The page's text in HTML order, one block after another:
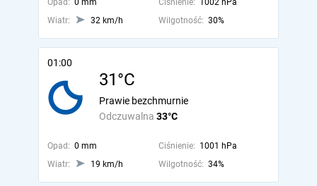
Opad: 0 mm Ciśnienie: 1002 hPa
Wiatr:
32 km/h Wilgotność: 30%
01:00
31°C
Odczuwalna 33°C
Prawie bezchmurnie
Opad: 0 mm Ciśnienie: 1001 hPa
Wiatr:
19 km/h Wilgotność: 34%